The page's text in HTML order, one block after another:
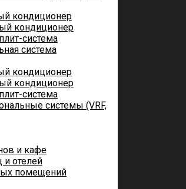
кондиционер
кондиционер
система
система
кондиционер
кондиционер
система
системы (VRF,
и кафе
и отелей
помещений